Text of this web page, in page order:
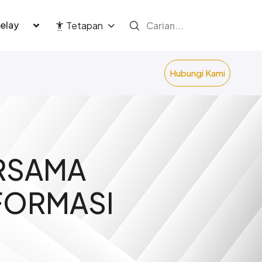
Tetapan
Hubungi Kami